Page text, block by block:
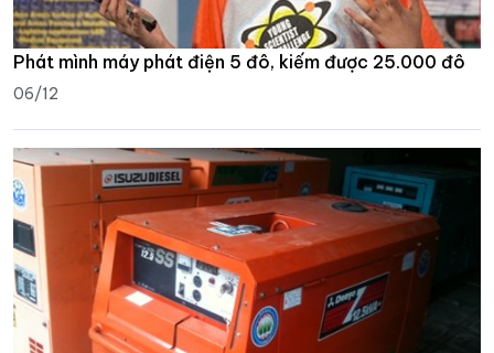
Phát mình máy phát điện 5 đô, kiếm được 25.000 đô
06/12